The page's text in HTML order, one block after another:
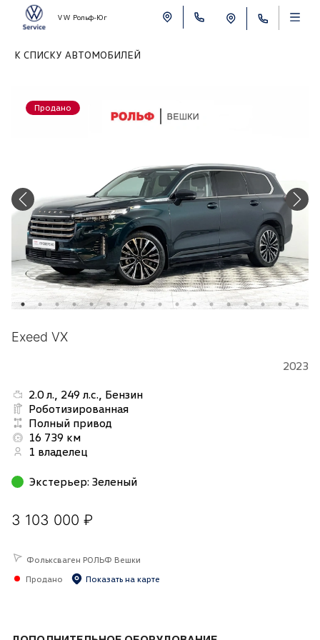
VW Рольф-Юг
К СПИСКУ АВТОМОБИЛЕЙ
Продано
Exeed VX
2023
2.0 л., 249 л.с., Бензин
Роботизированная
Полный привод
16 739 км
1 владелец
Экстерьер: Зеленый
3 103 000 ₽
Фольксваген РОЛЬФ Вешки
Продано
Показать на карте